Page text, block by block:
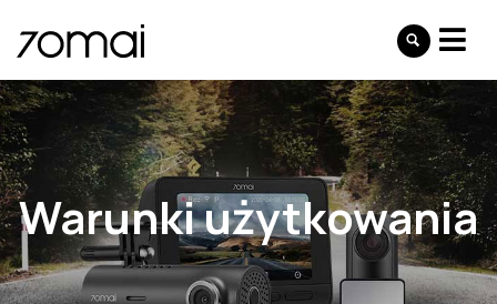
Warunki użytkowania